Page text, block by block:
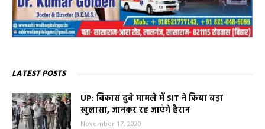
LATEST POSTS
UP: विकास दुबे मामले में SIT ने किया बड़ा
खुलासा, जानकर रह जाएंगे हैरान
November 17, 2020